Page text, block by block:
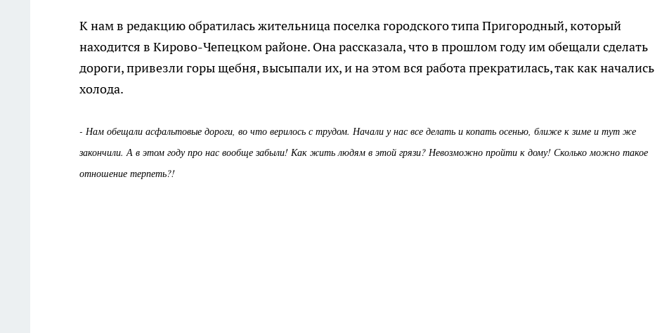
К нам в редакцию обратилась жительница поселка городского типа Пригородный, который
находится в Кирово-Чепецком районе. Она рассказала, что в прошлом году им обещали сделать
дороги, привезли горы щебня, высыпали их, и на этом вся работа прекратилась, так как начались
холода.
- Нам обещали асфальтовые дороги, во что верилось с трудом. Начали у нас все делать и копать осенью, ближе к зиме и тут же
закончили. А в этом году про нас вообще забыли! Как жить людям в этой грязи? Невозможно пройти к дому! Сколько можно такое
отношение терпеть?!